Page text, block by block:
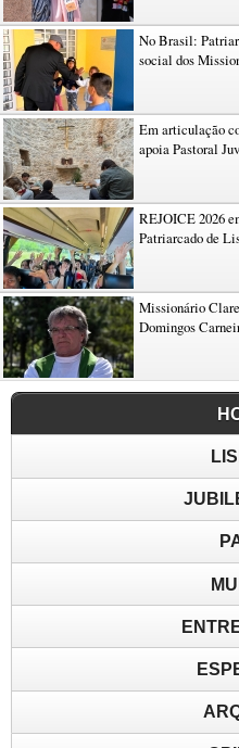
No Brasil:
social dos
Em articulação
apoia Pastoral
REJOICE 2026
Patriarcado de
Missionário
Domingos